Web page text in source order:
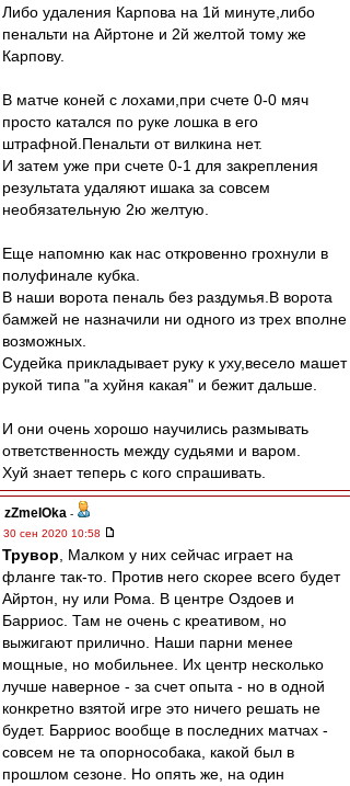
Либо удаления Карпова на 1й минуте,либо
пенальти на Айртоне и 2й желтой тому же
Карпову.
В матче коней с лохами,при счете 0-0 мяч
просто катался по руке лошка в его
штрафной.Пенальти от вилкина нет.
И затем уже при счете 0-1 для закрепления
результата удаляют ишака за совсем
необязательную 2ю желтую.
Еще напомню как нас откровенно грохнули в
полуфинале кубка.
В наши ворота пеналь без раздумья.В ворота
бамжей не назначили ни одного из трех вполне
возможных.
Судейка прикладывает руку к уху,весело машет
рукой типа "а хуйня какая" и бежит дальше.
И они очень хорошо научились размывать
ответственность между судьями и варом.
Хуй знает теперь с кого спрашивать.
zZmeIOka -
30 сен 2020 10:58
Трувор , Малком у них сейчас играет на
фланге так-то. Против него скорее всего будет
Айртон, ну или Рома. В центре Оздоев и
Барриос. Там не очень с креативом, но
выжигают прилично. Наши парни менее
мощные, но мобильнее. Их центр несколько
лучше наверное - за счет опыта - но в одной
конкретно взятой игре это ничего решать не
будет. Барриос вообще в последних матчах -
совсем не та опорнособака, какой был в
прошлом сезоне. Но опять же, на один